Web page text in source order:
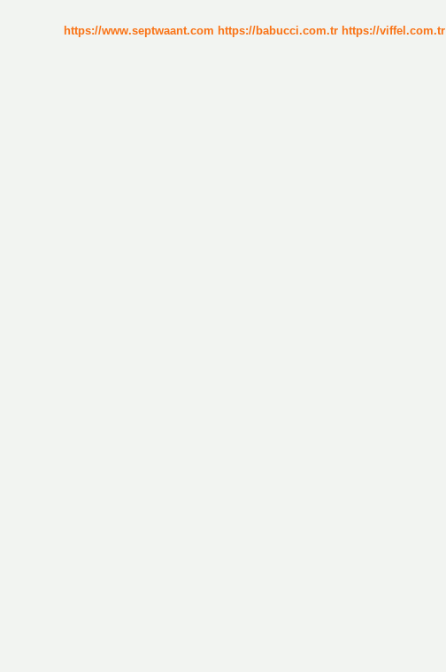
https://www.septwaant.com https://babucci.com.tr https://viffel.com.tr